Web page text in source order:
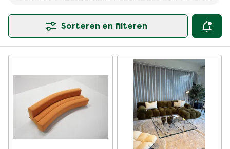
Sorteren en filteren